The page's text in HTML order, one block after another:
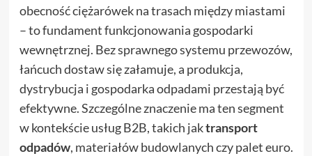
obecność ciężarówek na trasach między miastami
– to fundament funkcjonowania gospodarki
wewnętrznej. Bez sprawnego systemu przewozów,
łańcuch dostaw się załamuje, a produkcja,
dystrybucja i gospodarka odpadami przestają być
efektywne. Szczególne znaczenie ma ten segment
w kontekście usług B2B, takich jaktransport
odpadów, materiałów budowlanych czy palet euro.